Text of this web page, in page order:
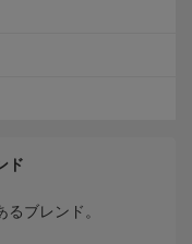
ド
ブレンド。